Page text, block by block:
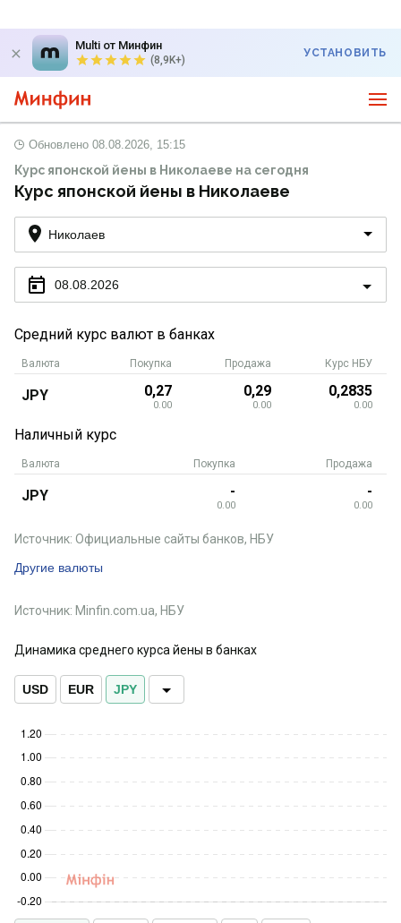
Multi от Минфин
(8,9K+)
УСТАНОВИТЬ
Обновлено 08.08.2026, 15:15
Курс японской йены в Николаеве на сегодня
Курс японской йены в Николаеве
Николаев
08.08.2026
Средний курс валют в банках
Валюта Покупка Продажа Курс НБУ
JPY 0,27
0.00
0,29
0.00
0,2835
0.00
Наличный курс
Валюта Покупка Продажа
JPY -
0.00
-
0.00
Другие валюты
Источник: Официальные сайты банков, НБУ
Источник: Minfin.com.ua, НБУ
Динамика среднего курса йены в банках
USD EUR JPY